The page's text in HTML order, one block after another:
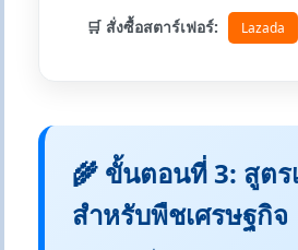
🛒 สั่งซื้อสตาร์เฟอร์: Lazada
🌾 ขั้นตอนที่ 3: สูตร
สำหรับพืชเศรษฐกิจ